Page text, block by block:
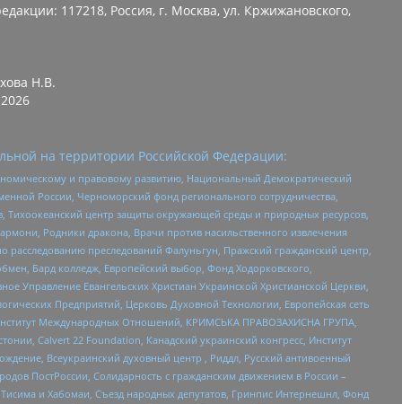
117218, Россия, г. Москва, ул. Кржижановского,
Н.В.
2026
на территории Российской Федерации:
и правовому развитию, Национальный Демократический
России, Черноморский фонд регионального сотрудничества,
центр защиты окружающей среды и природных ресурсов,
Родники дракона, Врачи против насильственного извлечения
преследований Фалуньгун, Пражский гражданский центр,
Бард колледж, Европейский выбор, Фонд Ходорковского,
Управление Евангельских Христиан Украинской Христианской Церкви,
Предприятий, Церковь Духовной Технологии, Европейская сеть
Международных Отношений, КРИМСЬКА ПРАВОЗАХИСНА ГРУПА,
Calvert 22 Foundation, Канадский украинский конгресс, Институт
Всеукраинский духовный центр , Риддл, Русский антивоенный
ПостРоссии, Солидарность с гражданским движением в России –
и Хабомаи, Съезд народных депутатов, Гринпис Интернешнл, Фонд